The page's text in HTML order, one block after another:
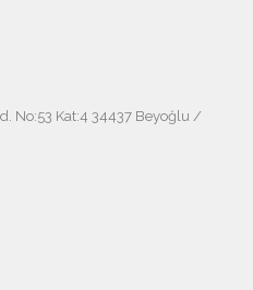
No:53 Kat:4 34437 Beyoğlu /